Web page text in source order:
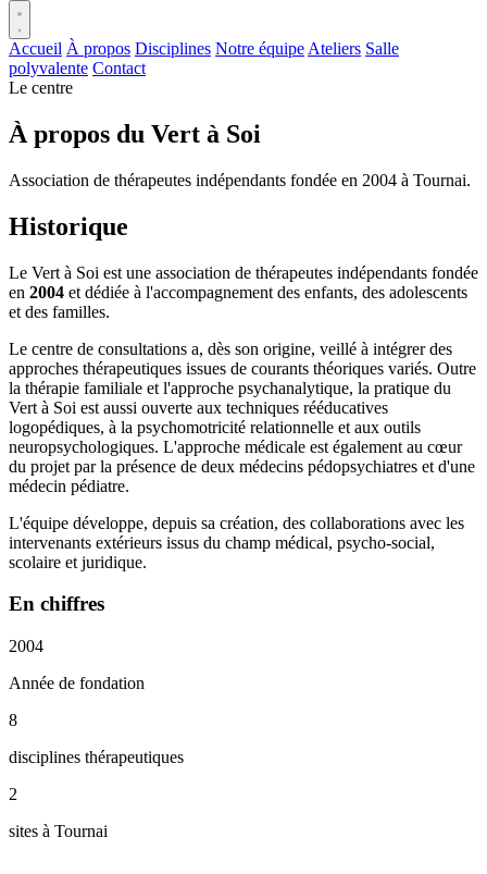
Accueil À propos Disciplines Notre équipe Ateliers Salle
polyvalente Contact
Le centre
À propos du Vert à Soi
Association de thérapeutes indépendants fondée en 2004 à Tournai.
Historique
Le Vert à Soi est une association de thérapeutes indépendants fondée
en 2004 et dédiée à l'accompagnement des enfants, des adolescents
et des familles.
Le centre de consultations a, dès son origine, veillé à intégrer des
approches thérapeutiques issues de courants théoriques variés. Outre
la thérapie familiale et l'approche psychanalytique, la pratique du
Vert à Soi est aussi ouverte aux techniques rééducatives
logopédiques, à la psychomotricité relationnelle et aux outils
neuropsychologiques. L'approche médicale est également au cœur
du projet par la présence de deux médecins pédopsychiatres et d'une
médecin pédiatre.
L'équipe développe, depuis sa création, des collaborations avec les
intervenants extérieurs issus du champ médical, psycho-social,
scolaire et juridique.
En chiffres
2004
Année de fondation
8
disciplines thérapeutiques
2
sites à Tournai